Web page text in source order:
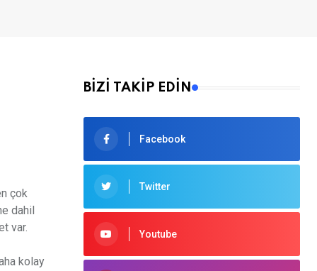
çok
dahil
var.
kolay
BİZİ TAKİP EDİN
Facebook
Twitter
Youtube